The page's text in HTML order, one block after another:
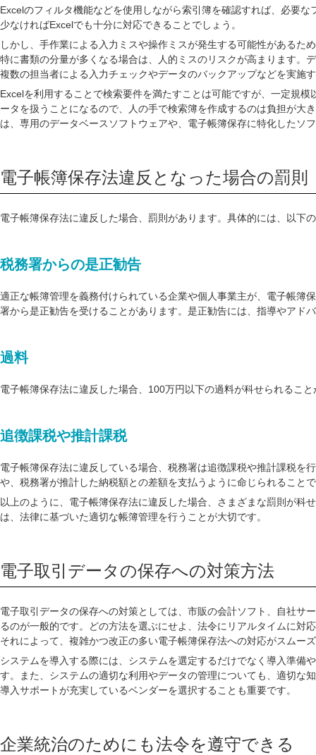
Excelのフィルタ機能などを使用しながら索引簿を確認すれば、必要
少なければExcelでも十分に対応できることでしょう。
しかし、手作業による入力ミスや操作ミスが発生する可能性があるた
特に書類の分量が多くなる場合は、人的ミスのリスクが高まります。
複数の担当者による入力チェックやデータのバックアップなどを実施
Excelを利用することで検索要件を満たすことは可能ですが、一定規
ータを扱うことになるので、人の手で検索簿を作成するのは負担が大
は、専用のデータベースソフトウェアや、電子帳簿保存に特化したソ
電子帳簿保存法違反となった場合の罰則
電子帳簿保存法に違反した場合、罰則があります。具体的には、以下
税務署からの是正勧告
適正な帳簿管理を義務付けられている企業や個人事業主が、電子帳簿
署から是正勧告を受けることがあります。是正勧告には、指導やアド
過料
電子帳簿保存法に違反した場合、100万円以下の過料が科せられるこ
追徴課税や推計課税
電子帳簿保存法に違反している場合、税務署は追徴課税や推計課税を
や、税務署が推計した納税額との差額を支払うように命じられること
以上のように、電子帳簿保存法に違反した場合、さまざまな罰則が科
は、法律に基づいた適切な帳簿管理を行うことが大切です。
電子取引データの保存への対策方法
電子取引データの保存への対策としては、市販の会計ソフト、自社サ
るのが一般的です。どの方法を選ぶにせよ、法令にリアルタイムに対
それによって、複雑かつ改正の多い電子帳簿保存法への対応がスムー
システムを導入する際には、システムを選定するだけでなく導入準備
す。また、システムの適切な利用やデータの管理についても、適切な
導入サポートが充実しているベンダーを選択することも重要です。
企業統治のためにも法令を遵守できる